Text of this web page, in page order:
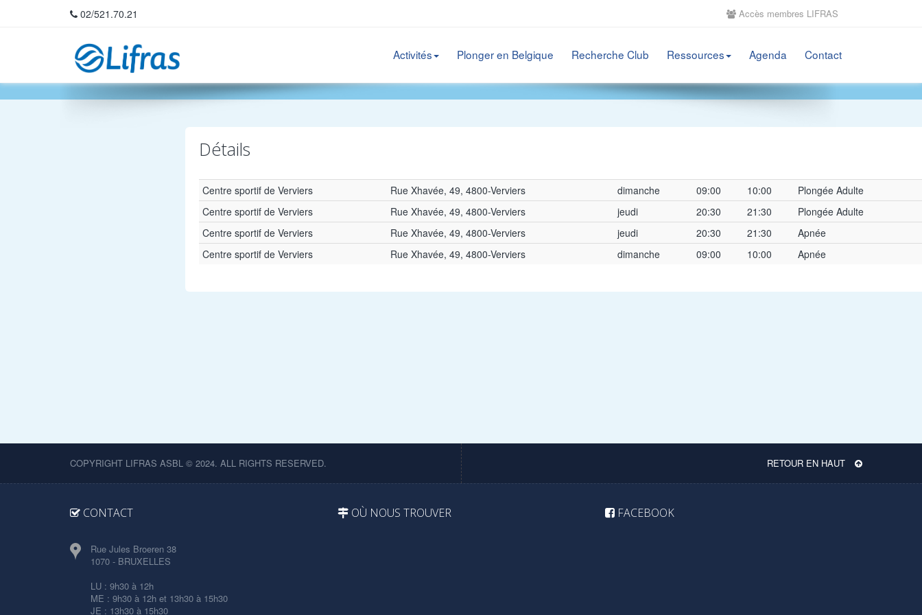
02/521.70.21 Accès membres LIFRAS
Activités Plonger en Belgique Recherche Club Ressources Agenda Contact
Détails
Centre sportif de Verviers Rue Xhavée, 49, 4800-Verviers dimanche 09:00 10:00
Plongée Adulte
Centre sportif de Verviers
Rue Xhavée, 49, 4800-Verviers jeudi 20:30 21:30
Plongée Adulte
Centre sportif de Verviers
Rue Xhavée, 49, 4800-Verviers jeudi 20:30 21:30
Apnée
Centre sportif de Verviers
Rue Xhavée, 49, 4800-Verviers dimanche 09:00 10:00 Apnée
COPYRIGHT LIFRAS ASBL © 2024. ALL RIGHTS RESERVED. RETOUR EN HAUT
CONTACT
Rue Jules Broeren 38
1070 - BRUXELLES
LU : 9h30 à 12h
ME : 9h30 à 12h et 13h30 à 15h30
JE : 13h30 à 15h30
OÙ NOUS TROUVER FACEBOOK